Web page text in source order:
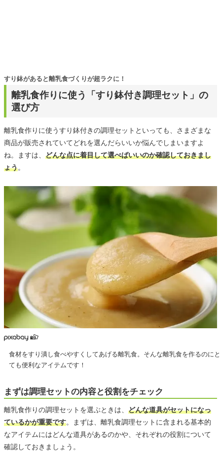
離乳食作りに使う「すり鉢付き調理セット」の
選び方
すり鉢があると離乳食づくりが超ラクに！
離乳食作りに使うすり鉢付きの調理セットといっても、さまざまな
商品が販売されていてどれを選んだらいいか悩んでしまいますよ
ね。ますは、 どんな点に着目して選べばいいのか確認しておきまし
ょう。
食材をすり潰し食べやすくしてあげる離乳食。そんな離乳食を作るのにと
ても便利なアイテムです！
まずは調理セットの内容と役割をチェック
離乳食作りの調理セットを選ぶときは、 どんな道具がセットになっ
ているかが重要です。まずは、離乳食調理セットに含まれる基本的
なアイテムにはどんな道具があるのかや、それぞれの役割について
確認しておきましょう。